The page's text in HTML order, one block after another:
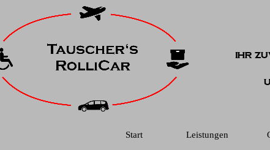
Start Leistungen
Ihr